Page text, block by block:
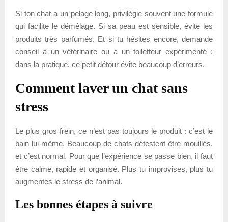
Si ton chat a un pelage long, privilégie souvent une formule
qui facilite le démêlage. Si sa peau est sensible, évite les
produits très parfumés. Et si tu hésites encore, demande
conseil à un vétérinaire ou à un toiletteur expérimenté :
dans la pratique, ce petit détour évite beaucoup d’erreurs.
Comment laver un chat sans
stress
Le plus gros frein, ce n’est pas toujours le produit : c’est le
bain lui-même. Beaucoup de chats détestent être mouillés,
et c’est normal. Pour que l’expérience se passe bien, il faut
être calme, rapide et organisé. Plus tu improvises, plus tu
augmentes le stress de l’animal.
Les bonnes étapes à suivre